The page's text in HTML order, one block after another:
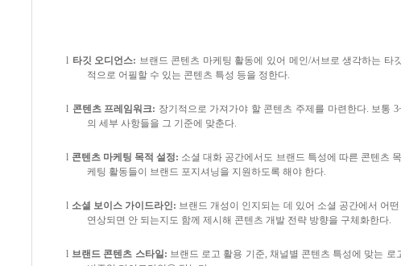
l 타깃 오디언스: 브랜드 콘텐츠 마케팅 활동에 있어 메인/서브로 생각하는 타
적으로 어필할 수 있는 콘텐츠 특성 등을 정한다.
l 콘텐츠 프레임워크: 장기적으로 가져가야 할 콘텐츠 주제를 마련한다. 보통
의 세부 사항들을 그 기준에 맞춘다.
l 콘텐츠 마케팅 목적 설정: 소셜 대화 공간에서도 브랜드 특성에 따른 콘텐츠
케팅 활동들이 브랜드 포지셔닝을 지원하도록 해야 한다.
l 소셜 보이스 가이드라인: 브랜드 개성이 인지되는 데 있어 소셜 공간에서 어
연상되면 안 되는지도 함께 제시해 콘텐츠 개발 전략 방향을 구체화한다.
l 브랜드 콘텐츠 스타일 : 브랜드 로고 활용 기준, 채널별 콘텐츠 특성에 맞는 로